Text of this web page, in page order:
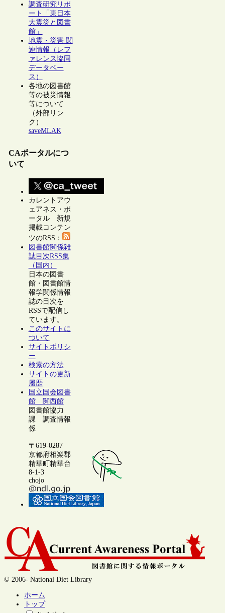
調査研究リポ
ート「東日本
大震災と図書
館」
地震・災害 関
連情報（レフ
ァレンス協同
データベー
ス）
各地の図書館
等の被災情報
等について
（外部リン
ク）
saveMLAK
CAポータルにつ
いて
カレントアウ
ェアネス・ポ
ータル 新規
掲載コンテン
ツのRSS：
図書館関係雑
誌目次RSS集
（国内）
日本の図書
館・図書館情
報学関係情報
誌の目次を
RSSで配信し
ています。
このサイトに
ついて
サイトポリシ
ー
検索の方法
サイトの更新
履歴
国立国会図書
館 関西館
図書館協力
課 調査情報
係
〒619-0287
京都府相楽郡
精華町精華台
8-1-3
chojo
© 2006- National Diet Library
ホーム
トップ